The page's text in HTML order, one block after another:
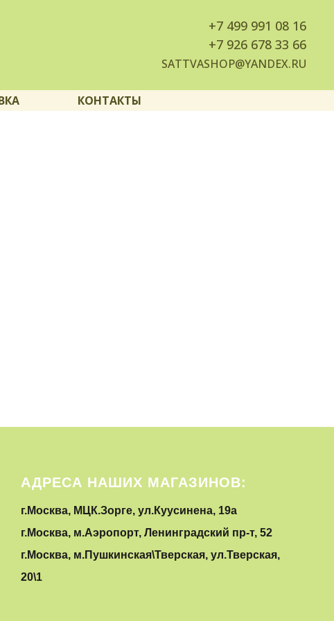
+7 499 991 08 16
+7 926 678 33 66
SATTVASHOP@YANDEX.RU
КОНТАКТЫ
АДРЕСА НАШИХ МАГАЗИНОВ:
г.Москва, МЦК.Зорге, ул.Куусинена, 19а
г.Москва, м.Аэропорт, Ленинградский пр-т, 52
г.Москва, м.Пушкинская\Тверская, ул.Тверская,
20\1